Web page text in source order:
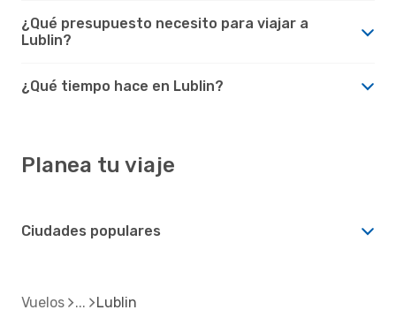
¿Qué presupuesto necesito para viajar a
Lublin?
¿Qué tiempo hace en Lublin?
Planea tu viaje
Ciudades populares
Vuelos Lublin